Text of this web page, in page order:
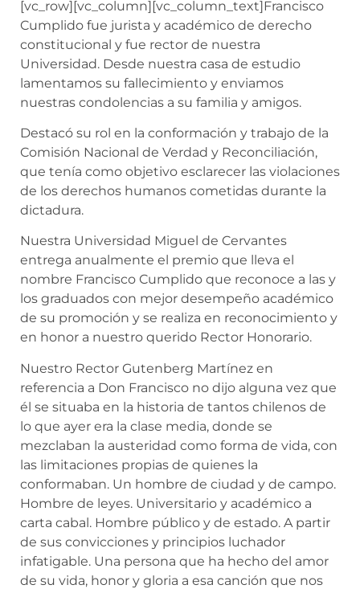
[vc_row][vc_column][vc_column_text]Francisco
Cumplido fue jurista y académico de derecho
constitucional y fue rector de nuestra
Universidad. Desde nuestra casa de estudio
lamentamos su fallecimiento y enviamos
nuestras condolencias a su familia y amigos.
Destacó su rol en la conformación y trabajo de la
Comisión Nacional de Verdad y Reconciliación,
que tenía como objetivo esclarecer las violaciones
de los derechos humanos cometidas durante la
dictadura.
Nuestra Universidad Miguel de Cervantes
entrega anualmente el premio que lleva el
nombre Francisco Cumplido que reconoce a las y
los graduados con mejor desempeño académico
de su promoción y se realiza en reconocimiento y
en honor a nuestro querido Rector Honorario.
Nuestro Rector Gutenberg Martínez en
referencia a Don Francisco no dijo alguna vez que
él se situaba en la historia de tantos chilenos de
lo que ayer era la clase media, donde se
mezclaban la austeridad como forma de vida, con
las limitaciones propias de quienes la
conformaban. Un hombre de ciudad y de campo.
Hombre de leyes. Universitario y académico a
carta cabal. Hombre público y de estado. A partir
de sus convicciones y principios luchador
infatigable. Una persona que ha hecho del amor
de su vida, honor y gloria a esa canción que nos